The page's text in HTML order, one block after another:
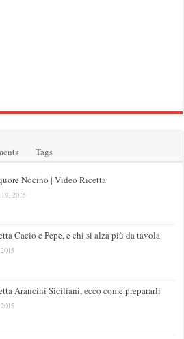
Tags
Nocino | Video Ricetta
2015
Cacio e Pepe, e chi si alza più da tavola
Arancini Siciliani, ecco come prepararli